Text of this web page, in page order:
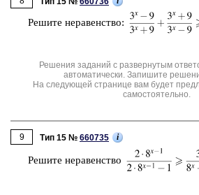
Ре­ши­те не­ра­вен­ство:
Решения заданий с развернутым
автоматически. Запишите
На следующей странице вам будет
самостоятельно.
9 Тип 15 № 660735 i
Ре­ши­те не­ра­вен­ство